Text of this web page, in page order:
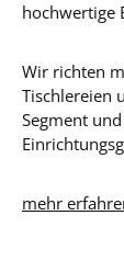
hochwertige
Wir richten
Tischlereien
Segment
mehr